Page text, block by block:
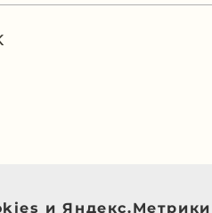
и Яндекс.Метрики